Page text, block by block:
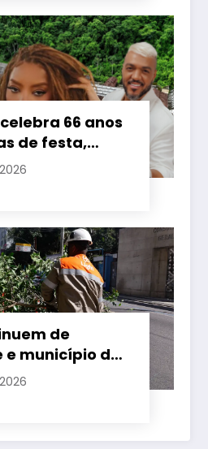
preconceito
66 anos
de festa,
e
para toda a
(7)
de
e município do
1